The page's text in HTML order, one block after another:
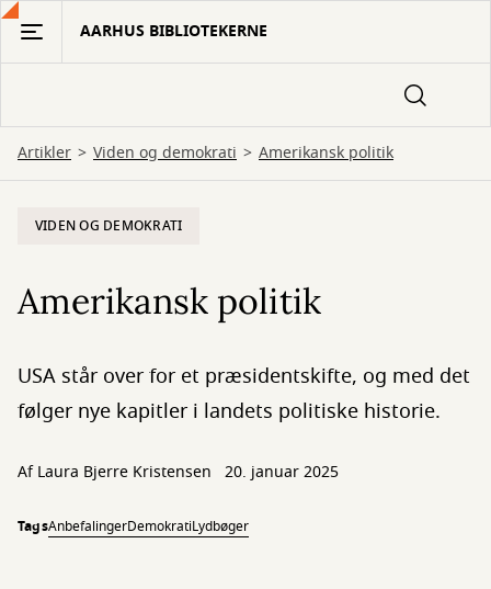
Gå
hovedindhold
AARHUS BIBLIOTEKERNE
Artikler Viden og demokrati Amerikansk politik
VIDEN OG DEMOKRATI
Amerikansk politik
USA står over for et præsidentskifte, og med det
følger nye kapitler i landets politiske historie.
AfLaura Bjerre Kristensen 20. januar 2025
TagsAnbefalingerDemokratiLydbøger